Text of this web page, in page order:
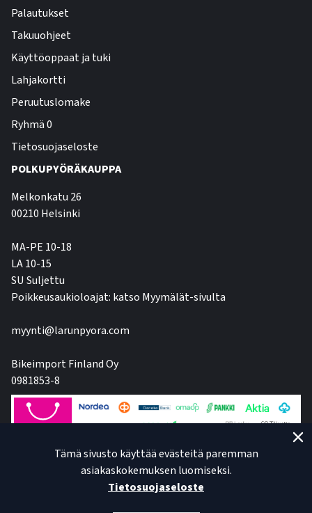
Palautukset
Takuuohjeet
Käyttöoppaat ja tuki
Lahjakortti
Peruutuslomake
Ryhmä 0
Tietosuojaseloste
POLKUPYÖRÄKAUPPA
Melkonkatu 26
00210 Helsinki
MA-PE 10-18
LA 10-15
SU Suljettu
Poikkeusaukioloajat: katso Myymälät-sivulta
myynti@larunpyora.com
Bikeimport Finland Oy
0981853-8
Tämä sivusto käyttää evästeitä paremman
asiakaskokemuksen luomiseksi.
Tietosuojaseloste